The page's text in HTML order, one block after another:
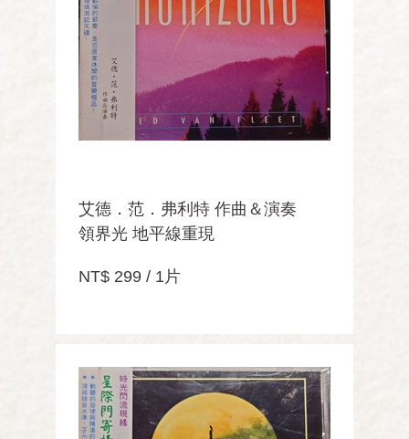
艾德．范．弗利特 作曲＆演奏
領界光 地平線重現
NT$ 299 / 1片